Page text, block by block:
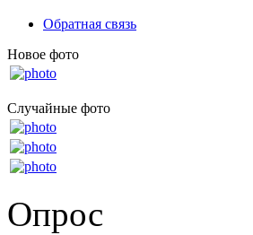
Обратная связь
Новое фото
Случайные фото
Опрос